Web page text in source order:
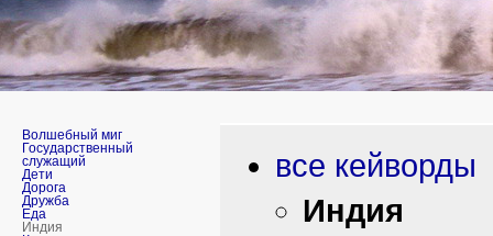
Волшебный миг
Государственный
служащий
Дети
Дорога
Дружба
Еда
Индия
все кейворды
Индия